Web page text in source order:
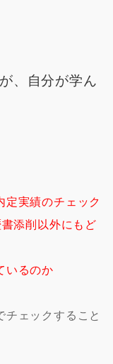
、自分が学ん
定実績のチェック
添削以外にもど
いるのか
ェックすること